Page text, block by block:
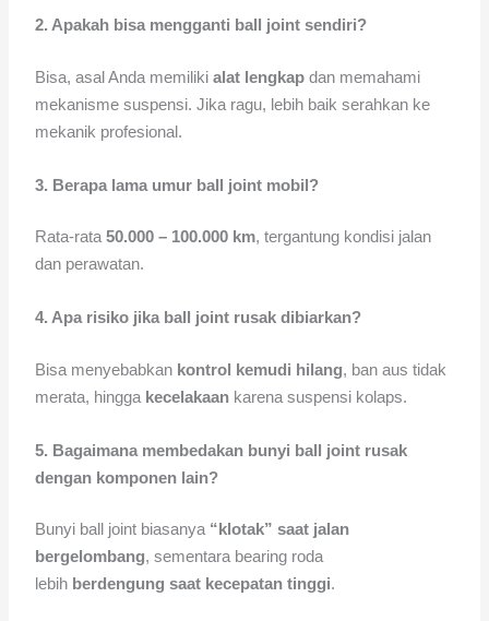
2. Apakah bisa mengganti ball joint sendiri?
Bisa, asal Anda memilikialat lengkap dan memahami
mekanisme suspensi. Jika ragu, lebih baik serahkan ke
mekanik profesional.
3. Berapa lama umur ball joint mobil?
Rata-rata50.000 – 100.000 km, tergantung kondisi jalan
dan perawatan.
4. Apa risiko jika ball joint rusak dibiarkan?
Bisa menyebabkan kontrol kemudi hilang, ban aus tidak
merata, hingga kecelakaan karena suspensi kolaps.
5. Bagaimana membedakan bunyi ball joint rusak
dengan komponen lain?
Bunyi ball joint biasanya “klotak” saat jalan
bergelombang, sementara bearing roda
lebih berdengung saat kecepatan tinggi.